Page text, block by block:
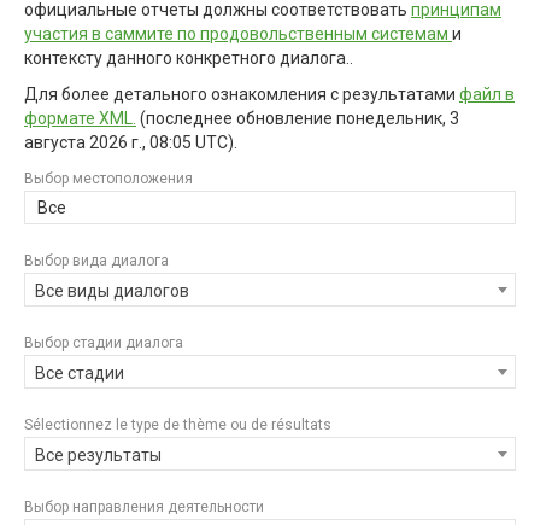
официальные отчеты должны соответствовать принципам
участия в саммите по продовольственным системам и
контексту данного конкретного диалога..
Для более детального ознакомления с результатами файл в
формате XML.
(последнее обновление понедельник, 3
августа 2026 г., 08:05 UTC).
Выбор местоположения
Все
Выбор вида диалога
Все виды диалогов
Выбор стадии диалога
Все стадии
Sélectionnez le type de thème ou de résultats
Все результаты
Выбор направления деятельности